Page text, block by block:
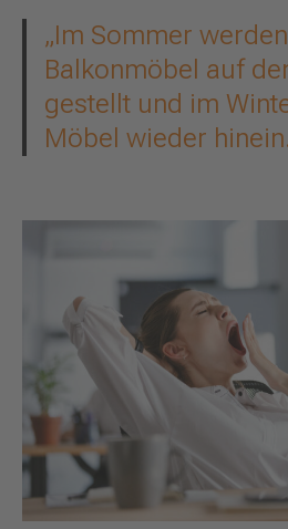
„Im Sommer
Balkonmöbel auf
gestellt und im
Möbel wieder